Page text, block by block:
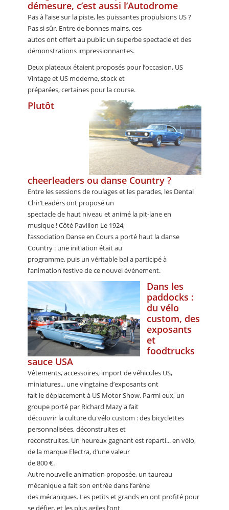
démesure, c’est aussi l’Autodrome
Pas à l’aise sur la piste, les puissantes propulsions US ?
Pas si sûr. Entre de bonnes mains, ces
autos ont offert au public un superbe spectacle et des
démonstrations impressionnantes.
Deux plateaux étaient proposés pour l’occasion, US
Vintage et US moderne, stock et
préparées, certaines pour la course.
Plutôt
cheerleaders ou danse Country ?
Entre les sessions de roulages et les parades, les Dental
Chir’Leaders ont proposé un
spectacle de haut niveau et animé la pit-lane en
musique ! Côté Pavillon Le 1924,
l’association Danse en Cours a porté haut la danse
Country : une initiation était au
programme, puis un véritable bal a participé à
l’animation festive de ce nouvel événement.
Dans les
paddocks :
du vélo
custom, des
exposants
et
foodtrucks
sauce USA
Vêtements, accessoires, import de véhicules US,
miniatures... une vingtaine d’exposants ont
fait le déplacement à US Motor Show. Parmi eux, un
groupe porté par Richard Mazy a fait
découvrir la culture du vélo custom : des bicyclettes
personnalisées, déconstruites et
reconstruites. Un heureux gagnant est reparti... en vélo,
de la marque Electra, d’une valeur
de 800 €.
Autre nouvelle animation proposée, un taureau
mécanique a fait son entrée dans l’arène
des mécaniques. Les petits et grands en ont profité pour
se défier, et les plus agiles l’ont